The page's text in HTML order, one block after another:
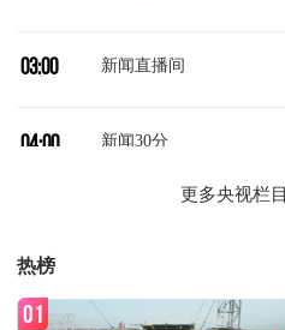
03:00 新闻直播间
04:00 新闻30分
05:00
热榜
01